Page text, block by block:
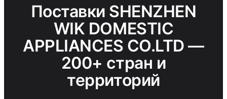
Поставки SHENZHEN
WIK DOMESTIC
APPLIANCES CO.LTD —
200+ стран и
территорий